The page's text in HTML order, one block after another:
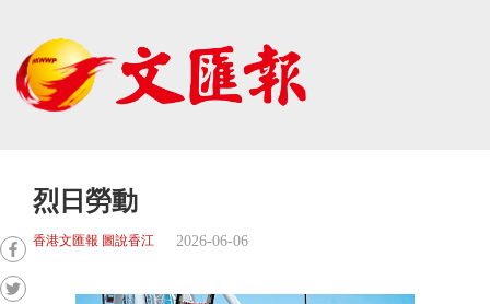
烈日勞動
香港文匯報 圖說香江 2026-06-06